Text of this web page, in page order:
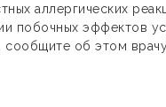
аллергических
побочных эффектов
сообщите об этом